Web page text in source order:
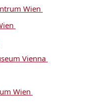
Wien
Vienna
Wien